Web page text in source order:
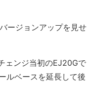
ージョンアップを見せ
ェンジ当初のEJ20Gで
ルベースを延長して後